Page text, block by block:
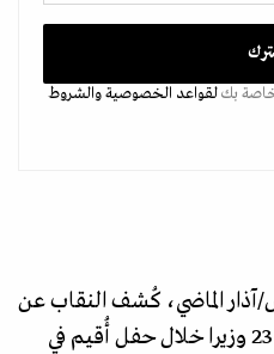
بكلقواعد الخصوصيةوالشروط
الموافق 29 مارس/آذار الماضي، كُشف النقاب عن
الحكومة الانتقالية المؤلفة من 23 وزيرا خلال حفل أُقيم في